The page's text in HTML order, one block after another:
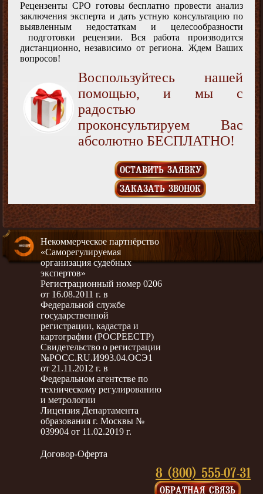
Рецензенты СРО готовы бесплатно провести анализ
заключения эксперта и дать устную консультацию по
выявленным недостаткам и целесообразности
подготовки рецензии. Вся работа производится
дистанционно, независимо от региона. Ждем Ваших
вопросов!
Воспользуйтесь нашей
помощью, и мы с
радостью
проконсультируем Вас
абсолютно БЕСПЛАТНО!
ОСТАВИТЬ ЗАЯВКУ
ЗАКАЗАТЬ ЗВОНОК
Некоммерческое партнёрство
«Саморегулируемая
организация судебных
экспертов»
Регистрационный номер 0206
от 16.08.2011 г. в
Федеральной службе
государственной
регистрации, кадастра и
картографии (РОСРЕЕСТР)
Свидетельство о регистрации
№РОСС.RU.И993.04.ОСЭ1
от 21.11.2012 г. в
Федеральном агентстве по
техническому регулированию
и метрологии
Лицензия Департамента
образования г. Москвы №
039904 от 11.02.2019 г.
Договор-Оферта
8 (800) 555-07-31
ОБРАТНАЯ СВЯЗЬ